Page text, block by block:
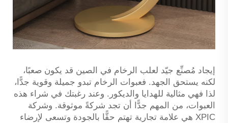
إيجاد مُصنِّع جيّد لعلب الرخام في الصين قد يكون صعبًا،
لكنه يستحق الجهد. فعبوات الرخام تبدو جميلة وقوية جدًّا،
لذا فهي مثالية للهدايا والديكور. وعند رغبتك في شراء هذه
العبوات، من المهم جدًّا أن تجد شركةً موثوقة. وشركة
XPIC هي علامة تجارية تهتم حقًّا بالجودة وتسعى لإرضاء